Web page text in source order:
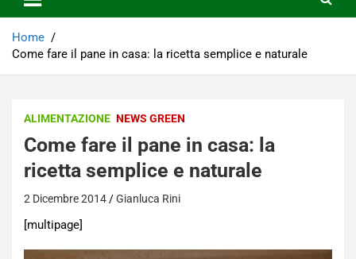
Home
Come fare il pane in casa: la ricetta semplice e naturale
ALIMENTAZIONE NEWS GREEN
Come fare il pane in casa: la
ricetta semplice e naturale
2 Dicembre 2014 Gianluca Rini
[multipage]